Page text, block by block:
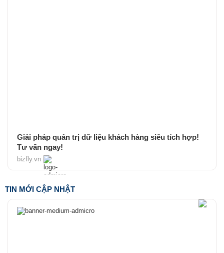
Giải pháp quản trị dữ liệu khách hàng siêu tích hợp!
Tư vấn ngay!
bizfly.vn
TIN MỚI CẬP NHẬT